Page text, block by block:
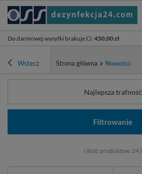
Do darmowej wysyłki brakuje Ci: 450,00 zł
Wstecz Strona główna Nowości:
Najlepsza trafność
Filtrowanie
( ilość produktów: 24)